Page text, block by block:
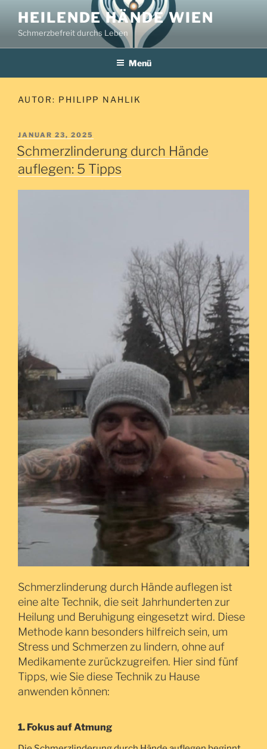
Inhalt
springen
HEILENDE HÄNDE WIEN
Schmerzbefreit durchs Leben
Menü
AUTOR: PHILIPP NAHLIK
VERÖFFENTLICHT
AM
JANUAR 23, 2025
Schmerzlinderung durch Hände
auflegen: 5 Tipps
Schmerzlinderung durch Hände auflegen ist
eine alte Technik, die seit Jahrhunderten zur
Heilung und Beruhigung eingesetzt wird. Diese
Methode kann besonders hilfreich sein, um
Stress und Schmerzen zu lindern, ohne auf
Medikamente zurückzugreifen. Hier sind fünf
Tipps, wie Sie diese Technik zu Hause
anwenden können:
1. Fokus auf Atmung